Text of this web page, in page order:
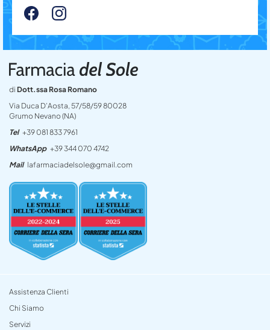
di Dott.ssa Rosa Romano
Via Duca D’Aosta, 57/58/59 80028
Grumo Nevano (NA)
Tel +39 081 833 7961
WhatsApp +39 344 070 4742
Mail lafarmaciadelsole@gmail.com
Assistenza Clienti
Chi Siamo
Servizi